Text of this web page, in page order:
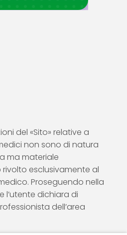
del «Sito» relative a
non sono di natura
ma materiale
esclusivamente al
Proseguendo nella
l’utente dichiara di
dell’area